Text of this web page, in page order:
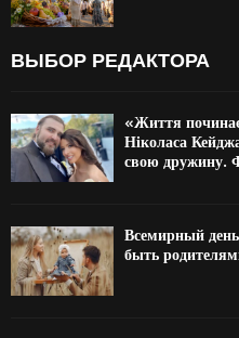
ВЫБОР РЕДАКТОРА
«Життя
Ніколаса
свою дружину.
Всемирный
быть